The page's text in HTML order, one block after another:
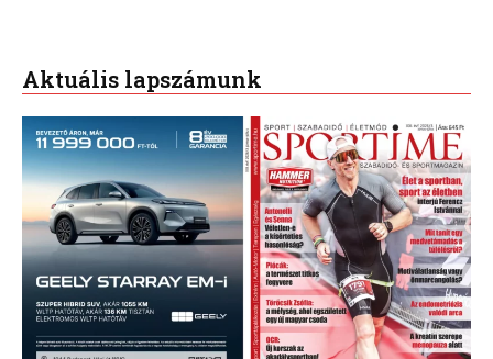
Aktuális lapszámunk